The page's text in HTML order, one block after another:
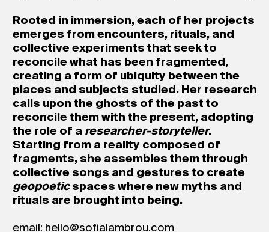
Rooted in immersion, each of her projects
emerges from encounters, rituals, and
collective experiments that seek to
reconcile what has been fragmented,
creating a form of ubiquity between the
places and subjects studied. Her research
calls upon the ghosts of the past to
reconcile them with the present, adopting
the role of a researcher-storyteller.
Starting from a reality composed of
fragments, she assembles them through
collective songs and gestures to create
geopoeticspaces where new myths and
rituals are brought into being.
email: hello@sofialambrou.com